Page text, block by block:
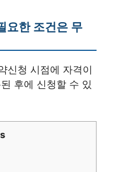
요한 조건은 무
신청 시점에 자격이
후에 신청할 수 있